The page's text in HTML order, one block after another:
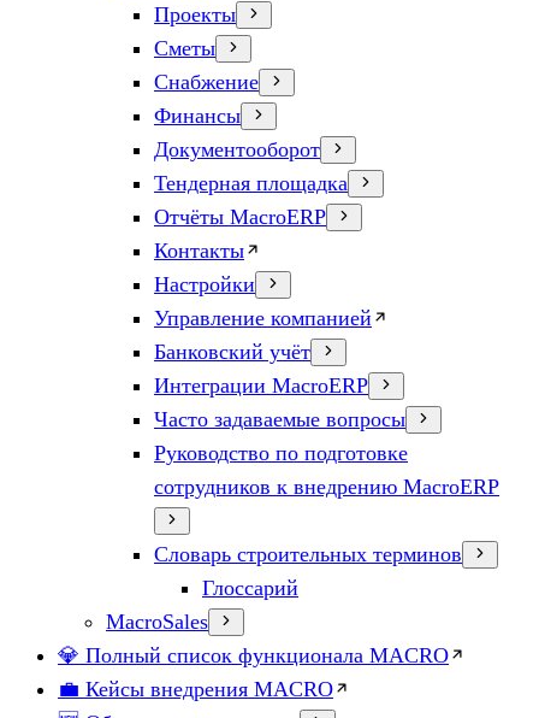
Проекты
Сметы
Снабжение
Финансы
Документооборот
Тендерная площадка
Отчёты MacroERP
Контакты
Настройки
Управление компанией
Банковский учёт
Интеграции MacroERP
Часто задаваемые вопросы
Руководство по подготовке
сотрудников к внедрению MacroERP
Словарь строительных терминов
Глоссарий
MacroSales
💎 Полный список функционала MACRO
💼 Кейсы внедрения MACRO